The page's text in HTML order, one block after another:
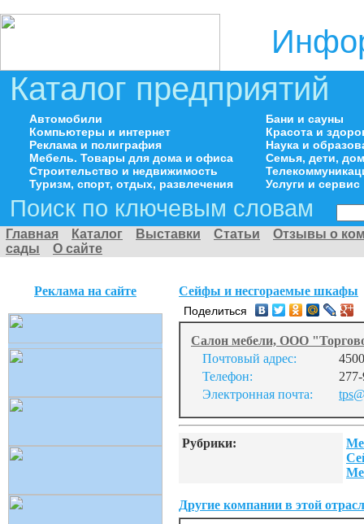
Каталог предприятий
Автомобили
Компьютеры и интернет
Реклама и полиграфия
Мебель. Товары для дома и офиса
Строительство и недвижимость
Туризм, спорт, отдых, развлечения
Бани и сауны
Красота и
Наука и
Семья, дети,
Услуги и сервис
Поиск по ключевым словам
Главная Каталог Выставки Статьи
Отзывы о
сады
О сайте
Реклама на сайте Сейфы и несгораемые шкафы
Поделиться
Салон мебели, ООО
Почтовый адрес:
Телефон:
Электронная почта:
Рубрики:
Другие компании в этой